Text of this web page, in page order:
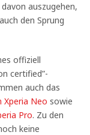
auszugehen,
den Sprung
offiziell
certified”-
auch das
Xperia Neo sowie
Pro. Zu den
keine